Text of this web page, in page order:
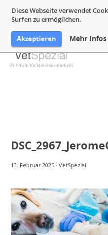
Diese Webseite verwendet
Surfen zu ermöglichen.
Akzeptieren Mehr Infos
13. Februar 2025 ·VetSpezial